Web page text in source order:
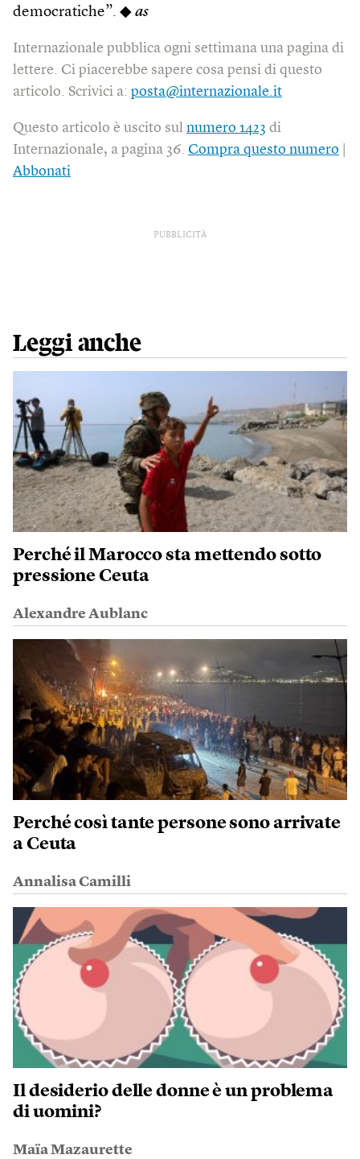
democratiche”. ◆ as
Internazionale pubblica ogni settimana una pagina di
lettere. Ci piacerebbe sapere cosa pensi di questo
articolo. Scrivici a: posta@internazionale.it
Questo articolo è uscito sul numero 1423 di
Internazionale, a pagina 36. Compra questo numero
Abbonati
PUBBLICITÀ
Leggi anche
Perché il Marocco sta mettendo sotto
pressione Ceuta
Alexandre Aublanc
Perché così tante persone sono arrivate
a Ceuta
Annalisa Camilli
Il desiderio delle donne è un problema
di uomini?
Maïa Mazaurette